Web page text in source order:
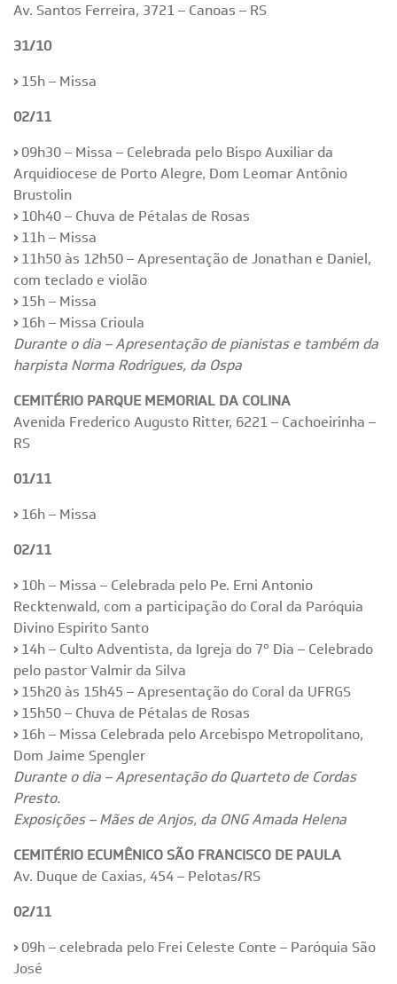
Av. Santos Ferreira, 3721 – Canoas – RS
31/10
›15h – Missa
02/11
›09h30 – Missa – Celebrada pelo Bispo Auxiliar da
Arquidiocese de Porto Alegre, Dom Leomar Antônio
Brustolin
›10h40 – Chuva de Pétalas de Rosas
›11h – Missa
›11h50 às 12h50 – Apresentação de Jonathan e Daniel,
com teclado e violão
›15h – Missa
›16h – Missa Crioula
Durante o dia – Apresentação de pianistas e também da
harpista Norma Rodrigues, da Ospa
CEMITÉRIO PARQUE MEMORIAL DA COLINA
Avenida Frederico Augusto Ritter, 6221 – Cachoeirinha –
RS
01/11
›16h – Missa
02/11
›10h – Missa – Celebrada pelo Pe. Erni Antonio
Recktenwald, com a participação do Coral da Paróquia
Divino Espirito Santo
›14h – Culto Adventista, da Igreja do 7º Dia – Celebrado
pelo pastor Valmir da Silva
›15h20 às 15h45 – Apresentação do Coral da UFRGS
›15h50 – Chuva de Pétalas de Rosas
›16h – Missa Celebrada pelo Arcebispo Metropolitano,
Dom Jaime Spengler
Durante o dia – Apresentação do Quarteto de Cordas
Presto.
Exposições – Mães de Anjos, da ONG Amada Helena
CEMITÉRIO ECUMÊNICO SÃO FRANCISCO DE PAULA
Av. Duque de Caxias, 454 – Pelotas/RS
02/11
›09h – celebrada pelo Frei Celeste Conte – Paróquia São
José